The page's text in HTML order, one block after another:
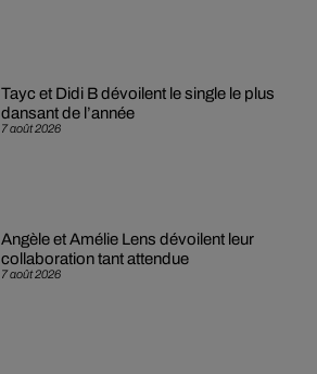
7 août 2026
Tayc et Didi B dévoilent le single le plus
dansant de l’année
7 août 2026
Angèle et Amélie Lens dévoilent leur
collaboration tant attendue